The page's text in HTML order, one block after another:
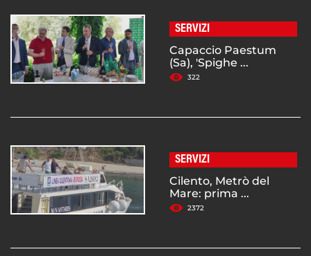
SERVIZI
Capaccio Paestum
(Sa), 'Spighe ...
322
SERVIZI
Cilento, Metrò del
Mare: prima ...
2372